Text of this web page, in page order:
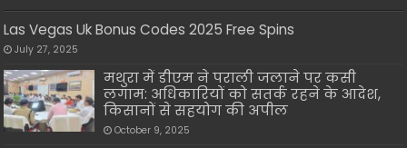
Las Vegas Uk Bonus Codes 2025 Free Spins
July 27, 2025
मथुरा में डीएम ने पराली जलाने पर कसी
लगाम: अधिकारियों को सतर्क रहने के आदेश,
किसानों से सहयोग की अपील
October 9, 2025